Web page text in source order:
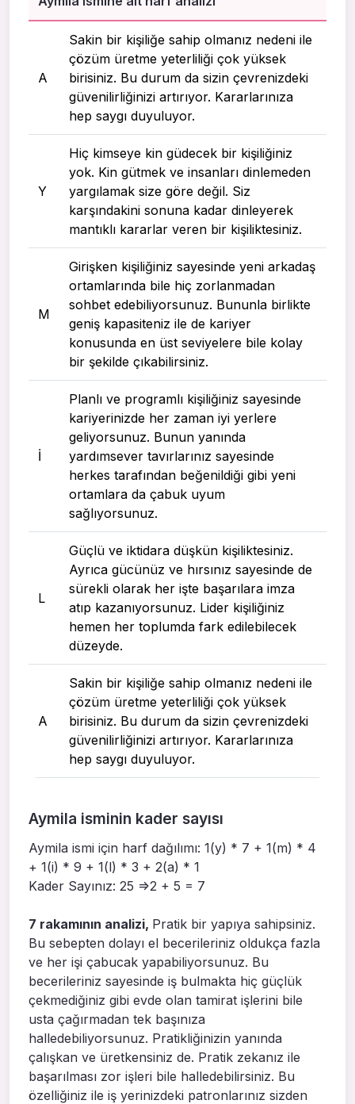
A
Sakin bir kişiliğe sahip olmanız nedeni ile
çözüm üretme yeterliliği çok yüksek
birisiniz. Bu durum da sizin çevrenizdeki
güvenilirliğinizi artırıyor. Kararlarınıza
hep saygı duyuluyor.
Y
Hiç kimseye kin güdecek bir kişiliğiniz
yok. Kin gütmek ve insanları dinlemeden
yargılamak size göre değil. Siz
karşındakini sonuna kadar dinleyerek
mantıklı kararlar veren bir kişiliktesiniz.
M
Girişken kişiliğiniz sayesinde yeni arkadaş
ortamlarında bile hiç zorlanmadan
sohbet edebiliyorsunuz. Bununla birlikte
geniş kapasiteniz ile de kariyer
konusunda en üst seviyelere bile kolay
bir şekilde çıkabilirsiniz.
I
Planlı ve programlı kişiliğiniz sayesinde
kariyerinizde her zaman iyi yerlere
geliyorsunuz. Bunun yanında
yardımsever tavırlarınız sayesinde
herkes tarafından beğenildiği gibi yeni
ortamlara da çabuk uyum
sağlıyorsunuz.
L
Güçlü ve iktidara düşkün kişiliktesiniz.
Ayrıca gücünüz ve hırsınız sayesinde de
sürekli olarak her işte başarılara imza
atıp kazanıyorsunuz. Lider kişiliğiniz
hemen her toplumda fark edilebilecek
düzeyde.
A
Sakin bir kişiliğe sahip olmanız nedeni ile
çözüm üretme yeterliliği çok yüksek
birisiniz. Bu durum da sizin çevrenizdeki
güvenilirliğinizi artırıyor. Kararlarınıza
hep saygı duyuluyor.
Aymila isminin kader sayısı
Aymila ismi için harf dağılımı: 1(y) * 7 + 1(m) * 4
+ 1(i) * 9 + 1(l) * 3 + 2(a) * 1
Kader Sayınız: 25 =>2 + 5 = 7
7 rakamının analizi, Pratik bir yapıya sahipsiniz.
Bu sebepten dolayı el becerileriniz oldukça fazla
ve her işi çabucak yapabiliyorsunuz. Bu
becerileriniz sayesinde iş bulmakta hiç güçlük
çekmediğiniz gibi evde olan tamirat işlerini bile
usta çağırmadan tek başınıza
halledebiliyorsunuz. Pratikliğinizin yanında
çalışkan ve üretkensiniz de. Pratik zekanız ile
başarılması zor işleri bile halledebilirsiniz. Bu
özelliğiniz ile iş yerinizdeki patronlarınız sizden